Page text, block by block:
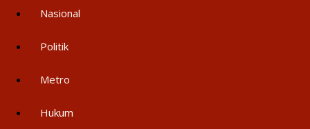
Nasional
Politik
Metro
Hukum